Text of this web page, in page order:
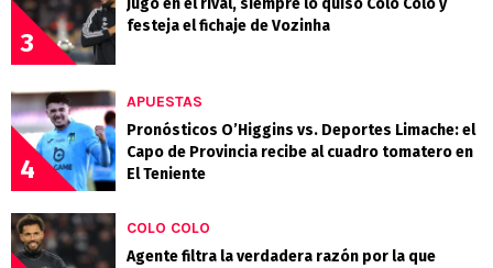
3
Jugó en el rival, siempre lo quiso Colo Colo y
festeja el fichaje de Vozinha
4
APUESTAS
Pronósticos O’Higgins vs. Deportes Limache: el
Capo de Provincia recibe al cuadro tomatero en
El Teniente
COLO COLO
Agente filtra la verdadera razón por la que